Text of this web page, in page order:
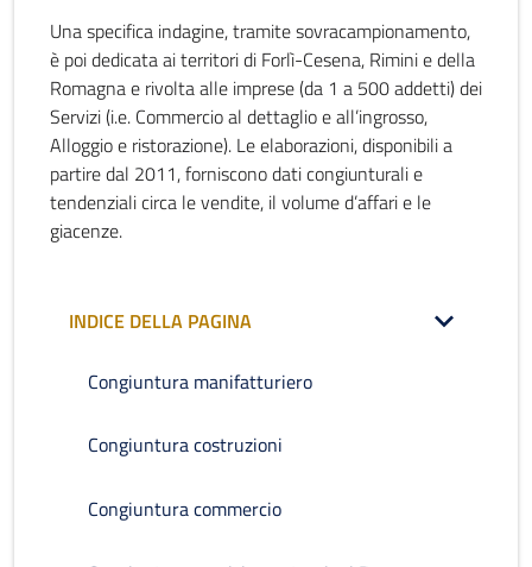
Una specifica indagine, tramite sovracampionamento,
è poi dedicata ai territori di Forlì-Cesena, Rimini e della
Romagna e rivolta alle imprese (da 1 a 500 addetti) dei
Servizi (i.e. Commercio al dettaglio e all’ingrosso,
Alloggio e ristorazione). Le elaborazioni, disponibili a
partire dal 2011, forniscono dati congiunturali e
tendenziali circa le vendite, il volume d’affari e le
giacenze.
INDICE DELLA PAGINA
Congiuntura manifatturiero
Congiuntura costruzioni
Congiuntura commercio